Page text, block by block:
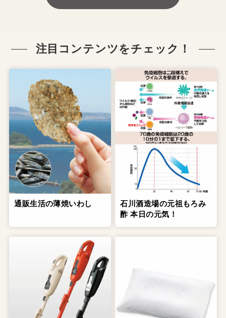
注目コンテンツをチェック！
通販生活の薄焼いわし
石川酒造場の元祖もろみ
酢 本日の元気！